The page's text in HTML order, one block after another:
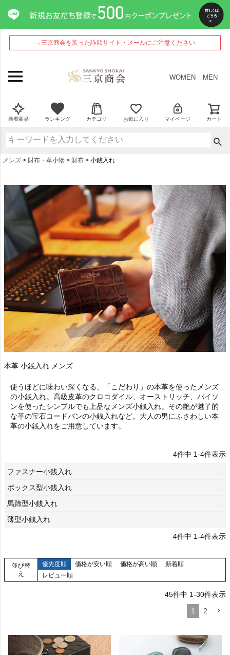
→三京商会を装った詐欺サイト・メールにご注意ください
WOMEN MEN
新着商品 ランキング カテゴリ お気に入り マイページ カート
メンズ 財布・革小物 財布 小銭入れ
本革 小銭入れ メンズ
使うほどに味わい深くなる、「こだわり」の本革を使ったメンズ
の小銭入れ。高級皮革のクロコダイル、オーストリッチ、パイソ
ンを使ったシンプルでも上品なメンズ小銭入れ。その艶が魅了的
な革の宝石コードバンの小銭入れなど。大人の男にふさわしい本
革の小銭入れをご用意しています。
4件中 1-4件表示
ファスナー小銭入れ
ボックス型小銭入れ
馬蹄型小銭入れ
薄型小銭入れ
4件中 1-4件表示
並び替
え
優先度順 価格が安い順 価格が高い順
新着順
レビュー順
45件中 1-30件表示
1
2